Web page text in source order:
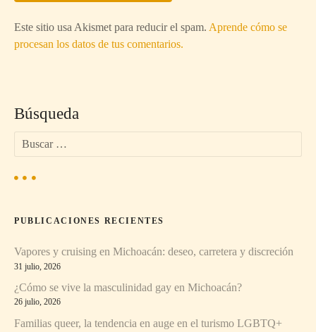
Este sitio usa Akismet para reducir el spam. Aprende cómo se
procesan los datos de tus comentarios.
Búsqueda
c
:
PUBLICACIONES RECIENTES
Vapores y cruising en Michoacán: deseo, carretera y discreción
31 julio, 2026
¿Cómo se vive la masculinidad gay en Michoacán?
26 julio, 2026
Familias queer, la tendencia en auge en el turismo LGBTQ+